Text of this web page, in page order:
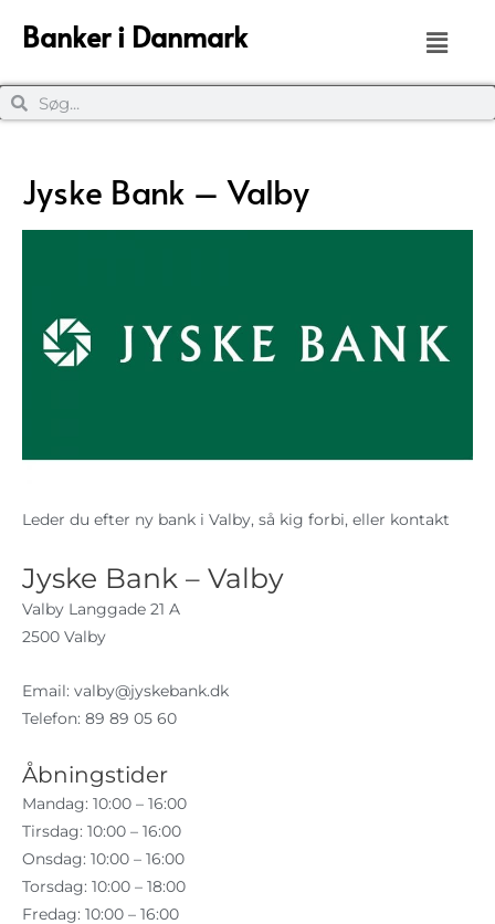
Banker i Danmark
Jyske Bank – Valby
Leder du efter ny bank i Valby, så kig forbi, eller kontakt
Jyske Bank – Valby
Valby Langgade 21 A
2500 Valby
Email: valby@jyskebank.dk
Telefon: 89 89 05 60
Åbningstider
Mandag: 10:00 – 16:00
Tirsdag: 10:00 – 16:00
Onsdag: 10:00 – 16:00
Torsdag: 10:00 – 18:00
Fredag: 10:00 – 16:00